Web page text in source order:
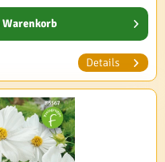
Warenkorb
Details